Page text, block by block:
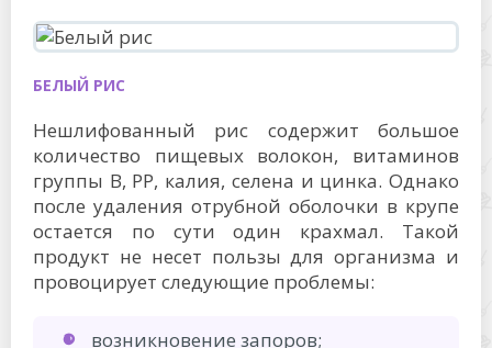
БЕЛЫЙ РИС
Нешлифованный рис содержит большое
количество пищевых волокон, витаминов
группы В, РР, калия, селена и цинка. Однако
после удаления отрубной оболочки в крупе
остается по сути один крахмал. Такой
продукт не несет пользы для организма и
провоцирует следующие проблемы:
возникновение запоров;